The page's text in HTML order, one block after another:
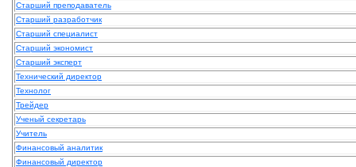
Старший преподаватель
Старший разработчик
Старший специалист
Старший экономист
Старший эксперт
Технический директор
Технолог
Трейдер
Ученый секретарь
Учитель
Финансовый аналитик
Финансовый директор